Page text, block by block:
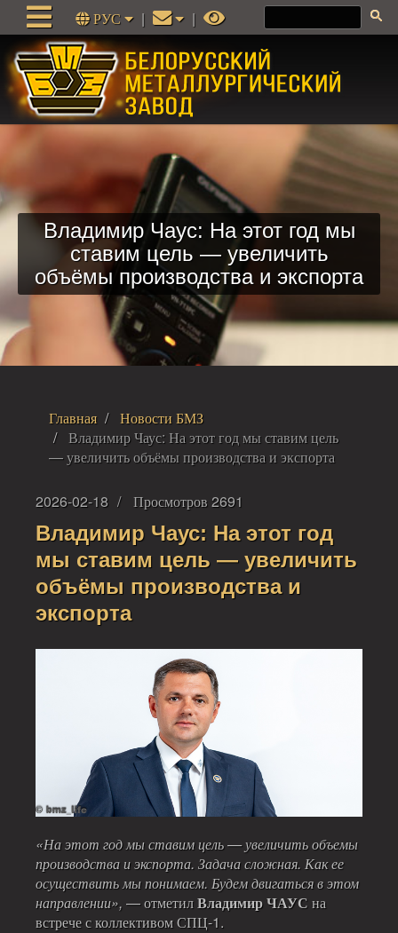
РУС | |
Владимир Чаус: На этот год мы
ставим цель — увеличить
объёмы производства и экспорта
Главная
Новости БМЗ
Владимир Чаус: На этот год мы ставим цель
— увеличить объёмы производства и экспорта
2026-02-18 Просмотров 2691
Владимир Чаус: На этот год
мы ставим цель — увеличить
объёмы производства и
экспорта
«На этот год мы ставим цель — увеличить объемы
производства и экспорта. Задача сложная. Как ее
осуществить мы понимаем. Будем двигаться в этом
направлении», — отметилВладимир ЧАУС на
встрече с коллективом СПЦ-1.